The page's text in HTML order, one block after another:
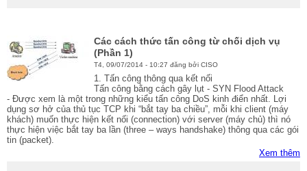
Các cách thức tấn công từ chối dịch vụ
(Phần 1)
T4, 09/07/2014 - 10:27 đăng bởi CISO
1. Tấn công thông qua kết nối
Tấn công bằng cách gây lụt - SYN Flood Attack
- Được xem là một trong những kiểu tấn công DoS kinh điển nhất. Lợi
dụng sơ hở của thủ tục TCP khi “bắt tay ba chiều”, mỗi khi client (máy
khách) muốn thực hiện kết nối (connection) với server (máy chủ) thì nó
thực hiện việc bắt tay ba lần (three – ways handshake) thông qua các gói
tin (packet).
Xem thêm